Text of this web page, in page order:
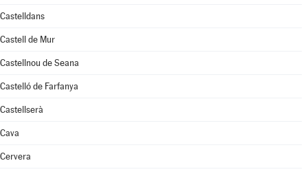
Castelldans
Castell de Mur
Castellnou de Seana
Castelló de Farfanya
Castellserà
Cava
Cervera